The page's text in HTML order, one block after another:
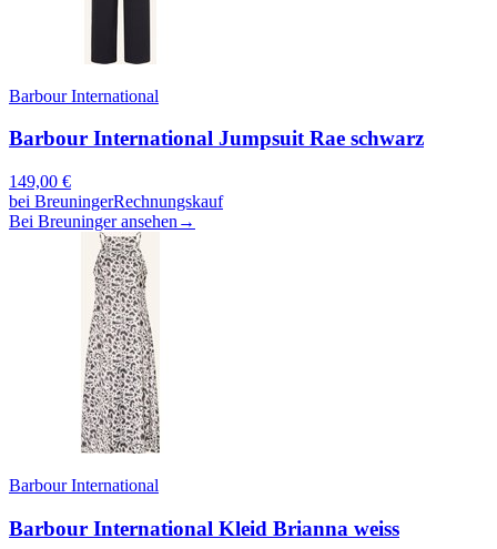
Barbour International
Barbour International Jumpsuit Rae schwarz
149,00 €
bei BreuningerRechnungskauf
Bei Breuninger ansehen →
Barbour International
Barbour International Kleid Brianna weiss